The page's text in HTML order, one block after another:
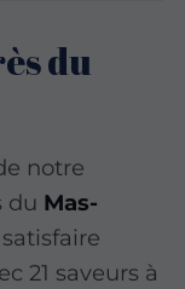
du
notre
du Mas-
21 saveurs à